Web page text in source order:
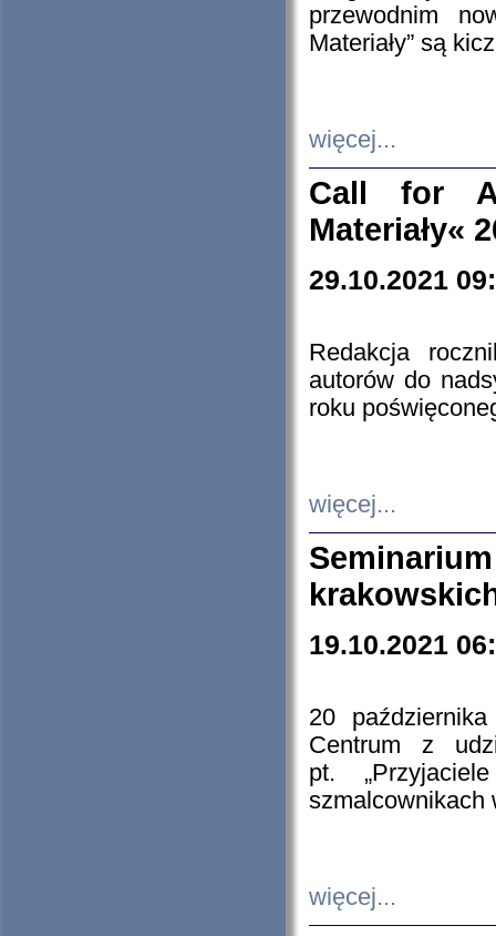
przewodnim
Materiały” są
więcej...
Call for
Materiały«
29.10.2021
Redakcja
autorów do
roku
więcej...
19.10.2021
20
Centrum z
pt.
szmalcownikach
więcej...